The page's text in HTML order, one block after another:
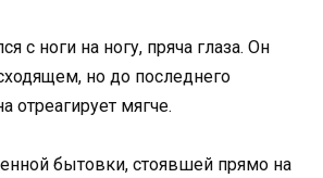
с ноги на ногу, пряча глаза. Он
но до последнего
отреагирует мягче.
бытовки, стоявшей прямо на